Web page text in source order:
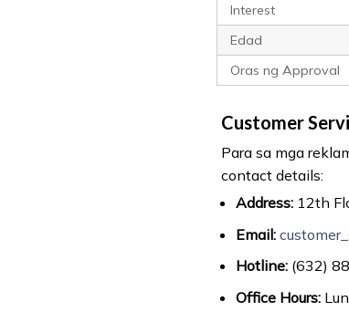
Interest
Edad
Oras ng Approval
Customer
Para sa mga
contact details:
Address:12th
Email:
Hotline:(632)
Office Hours: